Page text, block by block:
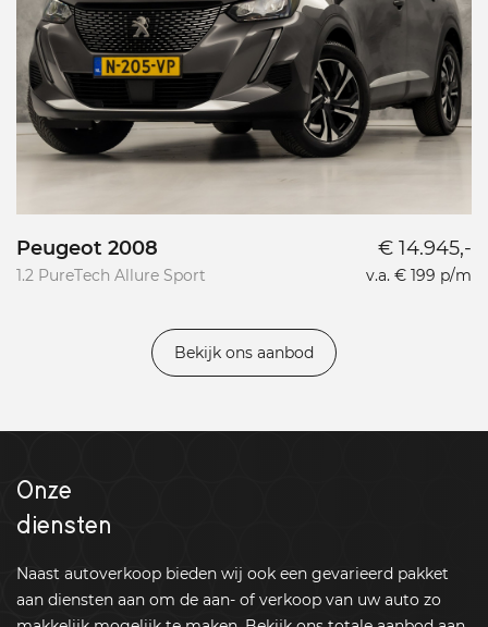
Peugeot 2008
1.2 PureTech Allure Sport
€ 14.945,-
v.a. € 199 p/m
Bekijk ons aanbod
Onze
diensten
Naast autoverkoop bieden wij ook een gevarieerd pakket
aan diensten aan om de aan- of verkoop van uw auto zo